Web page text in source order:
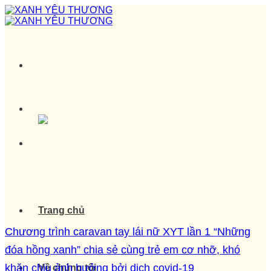
Skip
to
Trang chủ
Về chúng tôi
Chương trình caravan tay lái nữ XYT lần 1 “Những
đóa hồng xanh” chia sẻ cùng trẻ em cơ nhỡ, khó
khăn chịu ảnh hưởng bởi dịch covid-19